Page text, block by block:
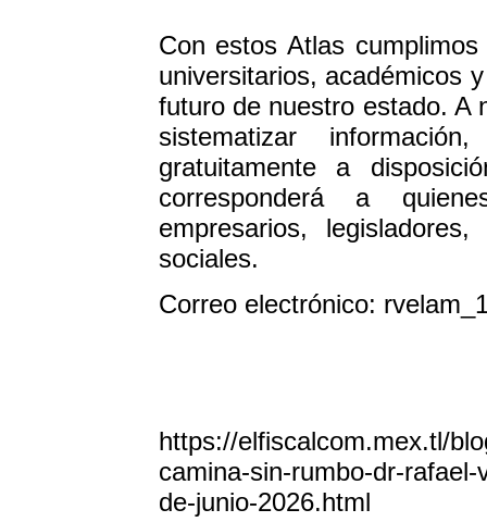
Con estos Atlas
universitarios, académicos
futuro de nuestro estado. A
sistematizar
gratuitamente a
corresponderá a
empresarios,
sociales.
Correo electrónico:
https://elfiscalcom.mex.tl/
camina-sin-rumbo-dr-
de-junio-2026.html